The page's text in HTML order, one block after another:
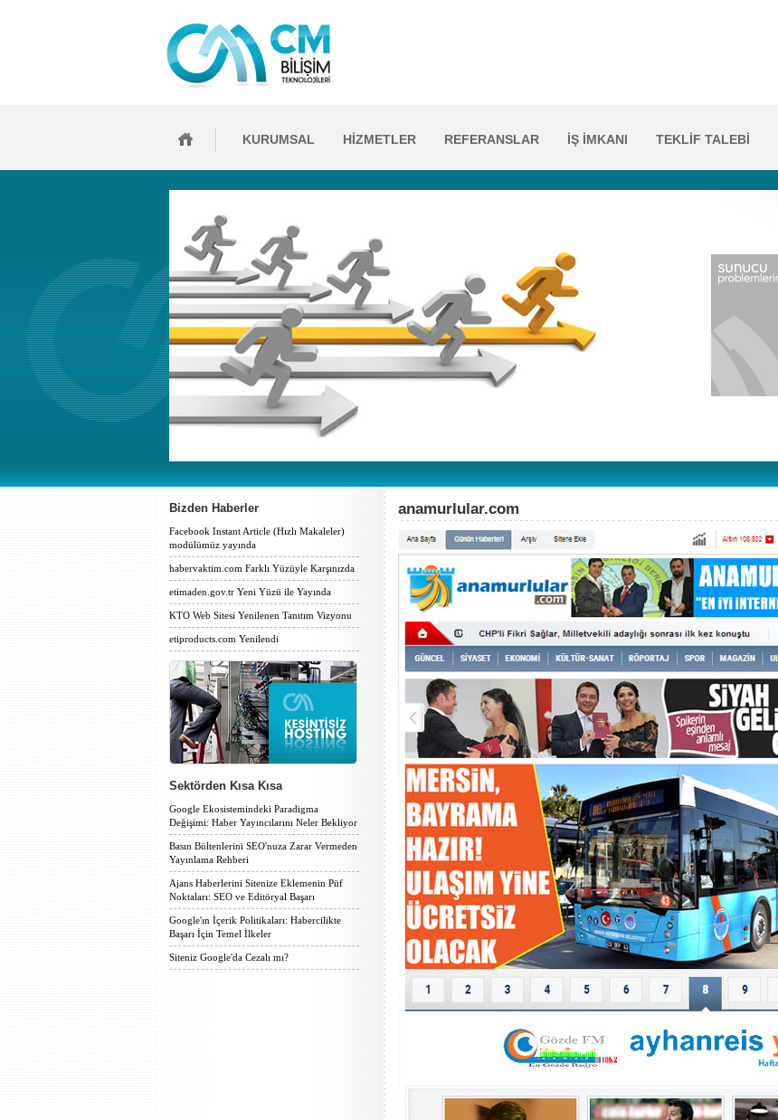
KURUMSAL HİZMETLER REFERANSLAR İŞ İMKANI TEKLİF TALEBİ
Bizden Haberler
Facebook Instant Article (Hızlı Makaleler)
modülümüz yayında
habervaktim.com Farklı Yüzüyle Karşınızda
etimaden.gov.tr Yeni Yüzü ile Yayında
KTO Web Sitesi Yenilenen Tanıtım Vizyonu
etiproducts.com Yenilendi
Sektörden Kısa Kısa
Google Ekosistemindeki Paradigma
Değişimi: Haber Yayıncılarını Neler Bekliyor
Basın Bültenlerini SEO'nuza Zarar Vermeden
Yayınlama Rehberi
Ajans Haberlerini Sitenize Eklemenin Püf
Noktaları: SEO ve Editöryal Başarı
Google'ın İçerik Politikaları: Habercilikte
Başarı İçin Temel İlkeler
Siteniz Google'da Cezalı mı?
anamurlular.com